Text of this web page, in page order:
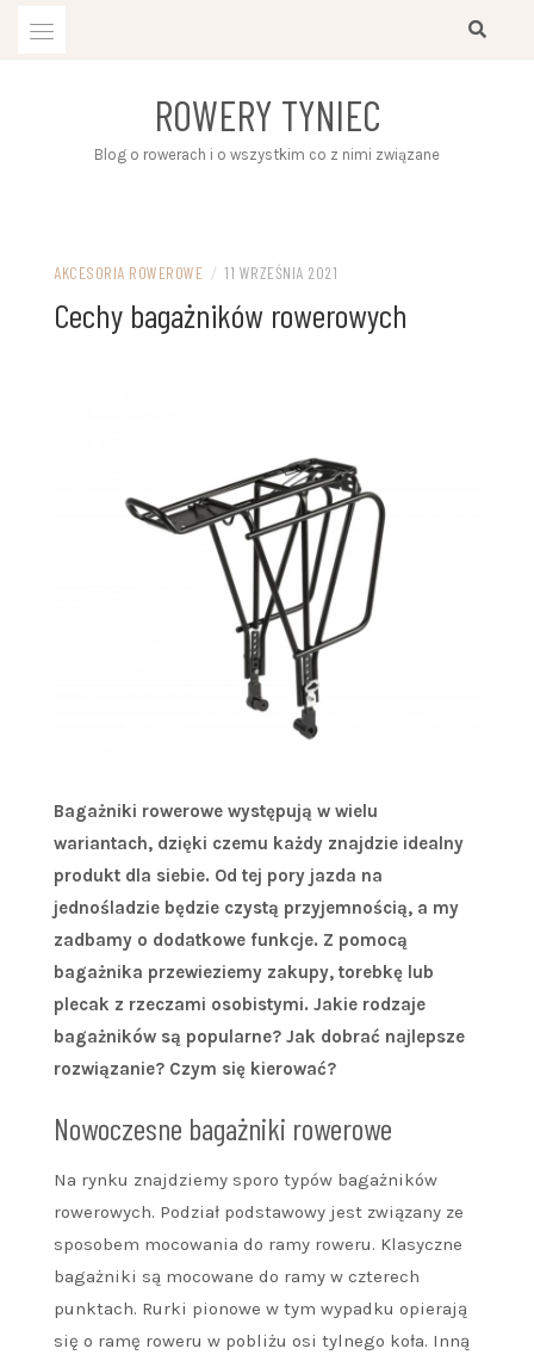
ROWERY TYNIEC
Blog o rowerach i o wszystkim co z nimi związane
AKCESORIA ROWEROWE / 11 WRZEŚNIA 2021
Cechy bagażników rowerowych
Bagażniki rowerowe występują w wielu
wariantach, dzięki czemu każdy znajdzie idealny
produkt dla siebie. Od tej pory jazda na
jednośladzie będzie czystą przyjemnością, a my
zadbamy o dodatkowe funkcje. Z pomocą
bagażnika przewieziemy zakupy, torebkę lub
plecak z rzeczami osobistymi. Jakie rodzaje
bagażników są popularne? Jak dobrać najlepsze
rozwiązanie? Czym się kierować?
Nowoczesne bagażniki rowerowe
Na rynku znajdziemy sporo typów bagażników
rowerowych. Podział podstawowy jest związany ze
sposobem mocowania do ramy roweru. Klasyczne
bagażniki są mocowane do ramy w czterech
punktach. Rurki pionowe w tym wypadku opierają
się o ramę roweru w pobliżu osi tylnego koła. Inną